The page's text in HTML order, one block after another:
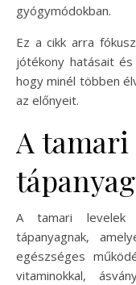
gyógymódokban.
Ez a cikk arra
jótékony hatásait
hogy minél többen
az előnyeit.
A
A tamari levelek
tápanyagnak,
egészséges
vitaminokkal,